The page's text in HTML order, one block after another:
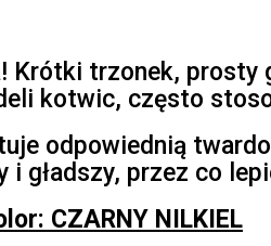
trzonek, prosty
kotwic, często
odpowiednią
gładszy, przez co
CZARNY NILKIEL